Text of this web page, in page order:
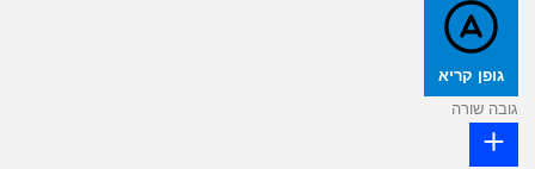
גופן קריא
גובה שורה